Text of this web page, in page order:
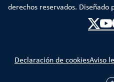
derechos reservados. Diseñado
Declaración de cookiesAviso